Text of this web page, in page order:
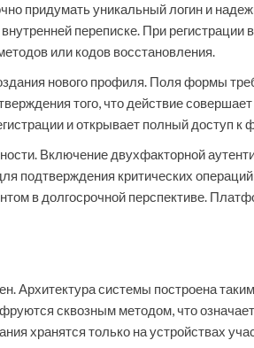
придумать уникальный логин и
переписке. При
или кодов восстановления.
нового профиля. Поля формы
того, что действие
и открывает полный доступ к
Включение двухфакторной
подтверждения критических
в долгосрочной перспективе.
Архитектура системы построена
сквозным методом, что
хранятся только на устройствах